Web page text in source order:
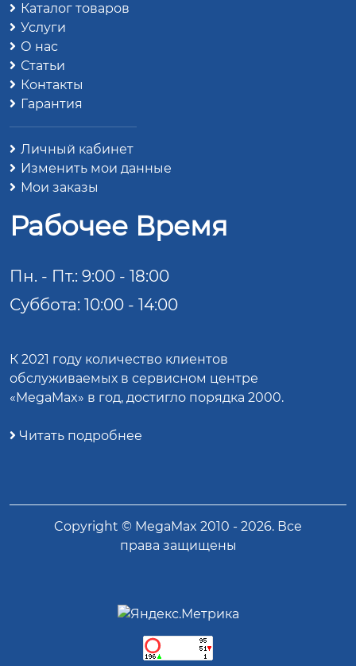
Каталог товаров
Услуги
О нас
Статьи
Контакты
Гарантия
Личный кабинет
Изменить мои данные
Мои заказы
Рабочее Время
Пн. - Пт.: 9:00 - 18:00
Суббота: 10:00 - 14:00
К 2021 году количество клиентов
обслуживаемых в сервисном центре
«MegaMax» в год, достигло порядка 2000.
Читать подробнее
Copyright © MegaMax 2010 - 2026. Все
права защищены